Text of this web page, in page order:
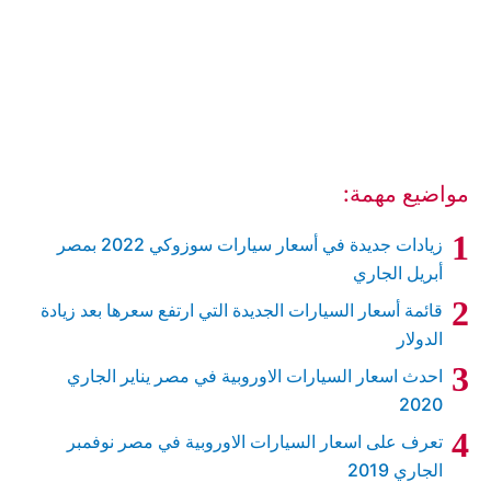
مواضيع مهمة:
زيادات جديدة في أسعار سيارات سوزوكي 2022 بمصر
أبريل الجاري
قائمة أسعار السيارات الجديدة التي ارتفع سعرها بعد زيادة
الدولار
احدث اسعار السيارات الاوروبية في مصر يناير الجاري
2020
تعرف على اسعار السيارات الاوروبية في مصر نوفمبر
الجاري 2019